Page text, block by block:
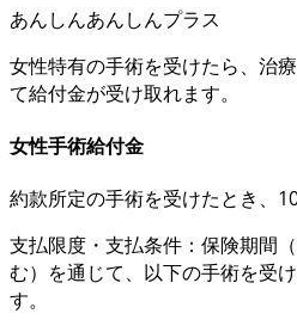
あんしんあんしんプラス
女性特有の手術を受けたら、治
て給付金が受け取れます。
女性手術給付金
約款所定の手術を受けたとき、
支払限度・支払条件：保険期間
む）を通じて、以下の手術を受
す。